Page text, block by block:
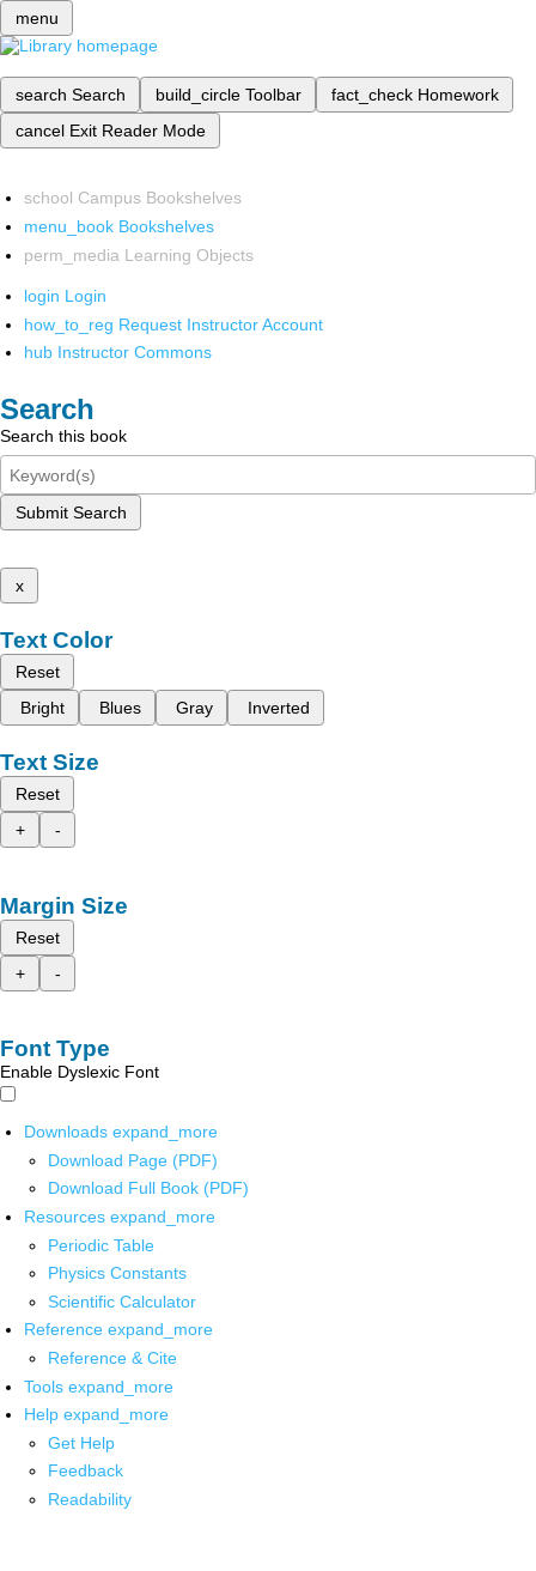
menu
search Search build_circle Toolbar fact_check Homework
cancel Exit Reader Mode
school Campus Bookshelves
menu_book Bookshelves
perm_media Learning Objects
login Login
how_to_reg Request Instructor Account
hub Instructor Commons
Search
Search this book
Submit Search
x
Text Color
Reset
Bright
Blues Gray Inverted
Text Size
Reset
+
-
Margin Size
Reset
+
-
Font Type
Enable Dyslexic Font
Downloads expand_more
Download Page (PDF)
Download Full Book (PDF)
Resources expand_more
Periodic Table
Physics Constants
Scientific Calculator
Reference expand_more
Reference & Cite
Tools expand_more
Help expand_more
Get Help
Feedback
Readability